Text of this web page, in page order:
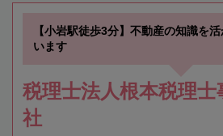
【小岩駅徒歩3分】不動産の知識を
います
税理士法人根本税理
社